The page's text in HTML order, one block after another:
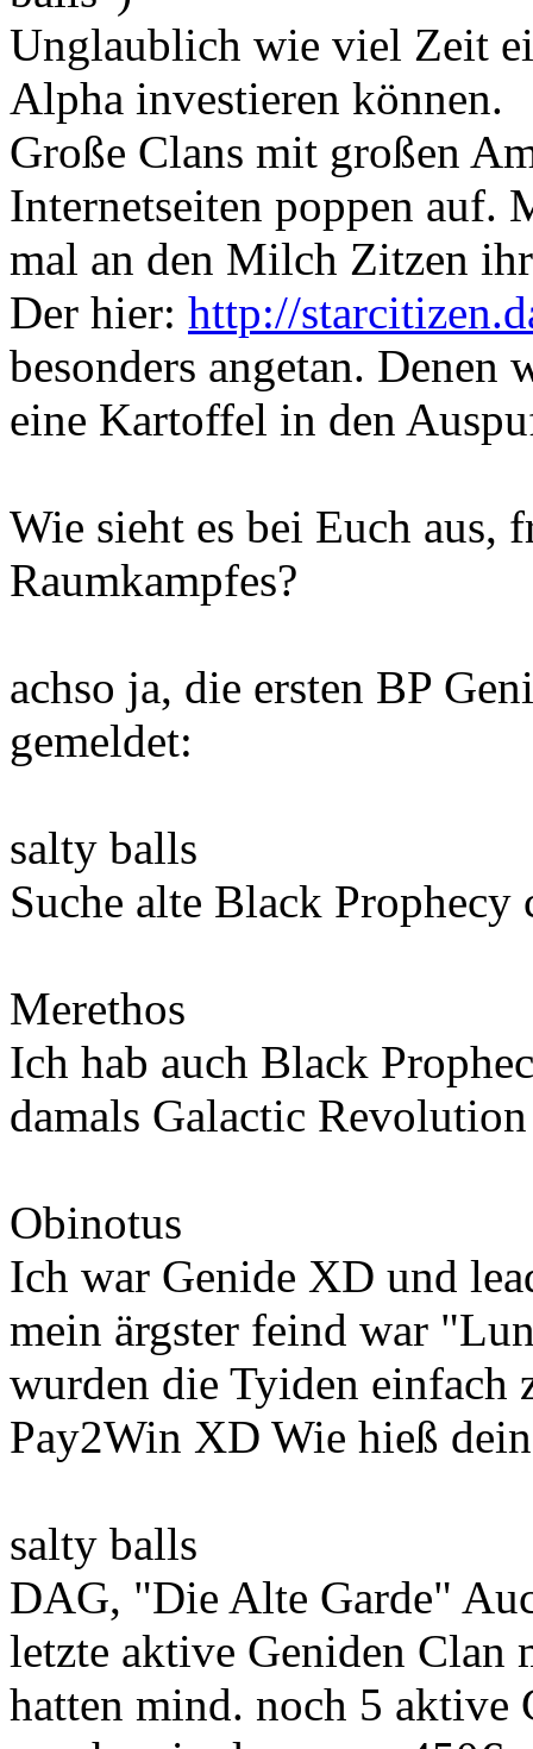
Unglaublich wie viel Zeit
Alpha investieren können.
Große Clans mit großen
Internetseiten poppen auf.
mal an den Milch Zitzen
Der hier: http://
besonders angetan.
eine Kartoffel in den
Wie sieht es bei Euch aus,
Raumkampfes?
achso ja, die ersten BP
gemeldet:
salty balls
Suche alte Black Prophecy
Merethos
Ich hab auch Black
damals Galactic Revolution
Obinotus
Ich war Genide XD und
mein ärgster feind war
wurden die Tyiden einfach
Pay2Win XD Wie hieß
salty balls
DAG, "Die Alte Garde"
letzte aktive Geniden Clan
hatten mind. noch 5 aktive